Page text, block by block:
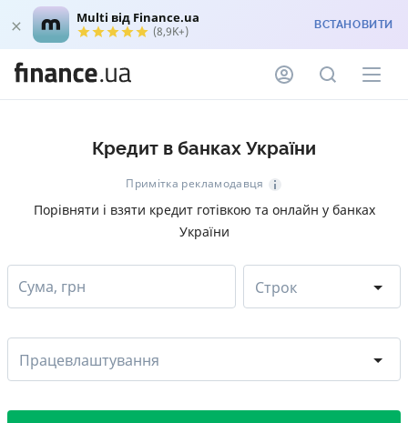
Multi від Finance.ua
(8,9K+) ВСТАНОВИТИ
Кредит в банках України
Примітка рекламодавця
Порівняти і взяти кредит готівкою та онлайн у банках
України
Сума, грн Строк
Працевлаштування